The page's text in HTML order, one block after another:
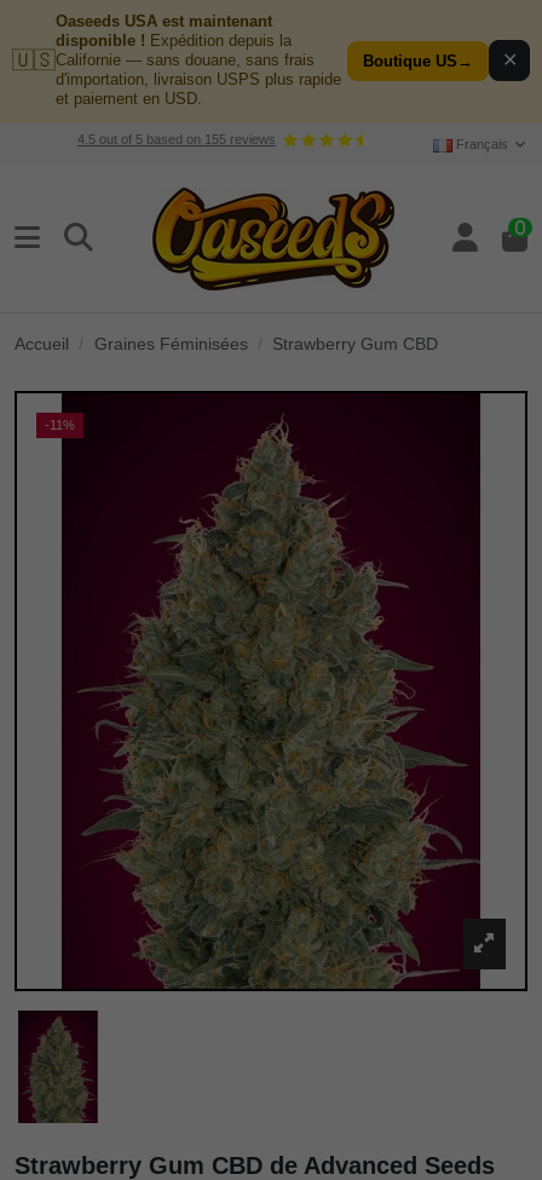
🇺🇸
Oaseeds USA est maintenant
disponible ! Expédition depuis la
Californie — sans douane, sans frais
d'importation, livraison USPS plus rapide
et paiement en USD.
Boutique US → ✕
4.5out of 5based on 155reviews Français
0
Accueil Graines Féminisées Strawberry Gum CBD
-11%
Strawberry Gum CBD de Advanced Seeds